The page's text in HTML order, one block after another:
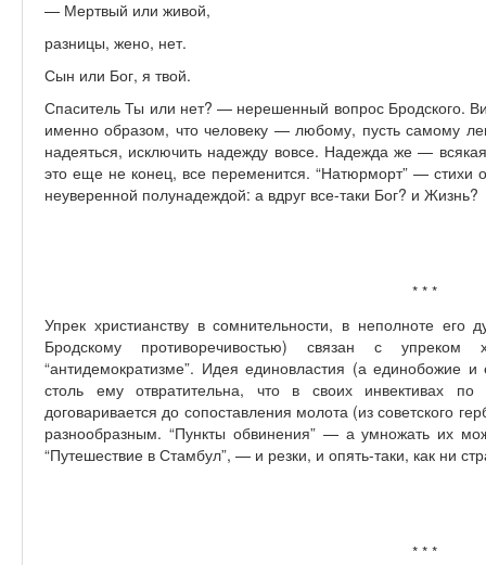
— Мертвый или живой,
разницы, жено, нет.
Сын или Бог, я твой.
Спаситель Ты или нет? — нерешенный вопрос Бродского.
именно образом, что человеку — любому, пусть самому
надеяться, исключить надежду вовсе. Надежда же —
это еще не конец, все переменится. “Натюрморт” —
неуверенной полунадеждой: а вдруг все-таки Бог? и Жизнь?
* * *
Упрек христианству в сомнительности, в неполноте его
Бродскому противоречивостью) связан с упреком
“антидемократизме”. Идея единовластия (а единобожие и
столь ему отвратительна, что в своих инвективах по
договаривается до сопоставления молота (из советского
разнообразным. “Пункты обвинения” — а умножать их
“Путешествие в Стамбул”, — и резки, и опять-таки, как ни
* * *